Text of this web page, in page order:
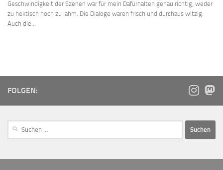
Geschwindigkeit der Szenen war für mein Dafürhalten genau richtig, weder
zu hektisch noch zu lahm. Die Dialoge waren frisch und durchaus witzig.
Auch die...
FOLGEN: